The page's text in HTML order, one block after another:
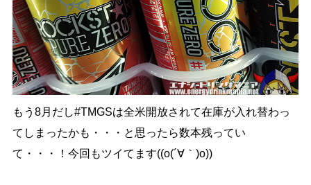
もう8月だし#TMGSは全米開放されて在庫が入れ替わっ
てしまったかも・・・と思ったら数本残ってい
て・・・！今回もツイてます((o(´∀｀)o))